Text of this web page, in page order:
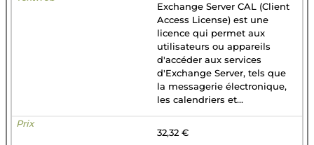
Exchange Server CAL (Client
Access License) est une
licence qui permet aux
utilisateurs ou appareils
d'accéder aux services
d'Exchange Server, tels que
la messagerie électronique,
les calendriers et...
32,32 €